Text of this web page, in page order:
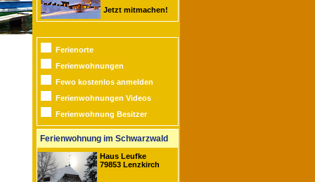
Jetzt mitmachen!
Ferienorte
Ferienwohnungen
Fewo kostenlos anmelden
Ferienwohnungen Videos
Ferienwohnung Besitzer
Ferienwohnung im Schwarzwald
Haus Leufke
79853 Lenzkirch